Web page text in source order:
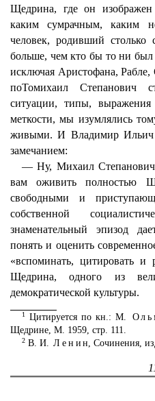
Щедрина, где он
каким сумрачным, каким
человек, родивший
больше, чем кто бы то ни
исключая Аристофана,
поТомихаил Степанович
ситуации, типы,
меткости, мы изумлялись
живыми. И Владимир Ильич
замечанием:
— Ну, Михаил Степанович,
вам оживить полностью
свободными и
собственной
знаменательный эпизод
понять и оценить
«вспоминать, цитировать и
Щедрина, одного из
демократической культуры.
1Цитируется по кн.: М.
Щедрине, М. 1959, стр. 111.
2В. И. Ленин , Сочинения,